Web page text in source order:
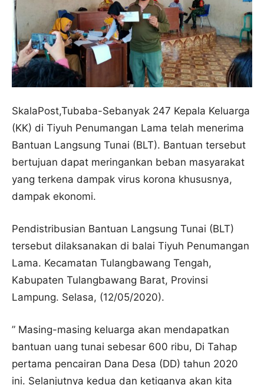
SkalaPost,Tubaba-Sebanyak 247 Kepala Keluarga
(KK) di Tiyuh Penumangan Lama telah menerima
Bantuan Langsung Tunai (BLT). Bantuan tersebut
bertujuan dapat meringankan beban masyarakat
yang terkena dampak virus korona khususnya,
dampak ekonomi.
Pendistribusian Bantuan Langsung Tunai (BLT)
tersebut dilaksanakan di balai Tiyuh Penumangan
Lama. Kecamatan Tulangbawang Tengah,
Kabupaten Tulangbawang Barat, Provinsi
Lampung. Selasa, (12/05/2020).
” Masing-masing keluarga akan mendapatkan
bantuan uang tunai sebesar 600 ribu, Di Tahap
pertama pencairan Dana Desa (DD) tahun 2020
ini. Selanjutnya kedua dan ketiganya akan kita